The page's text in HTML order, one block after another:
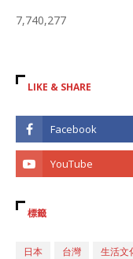
7,740,277
LIKE & SHARE
標籤
日本 台灣 生活文